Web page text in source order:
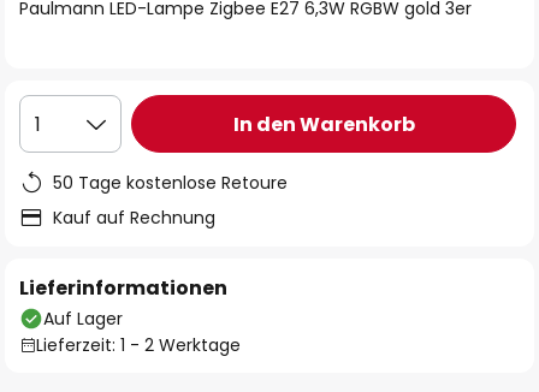
Paulmann LED-Lampe Zigbee E27 6,3W RGBW gold 3er
1 In den Warenkorb
50 Tage kostenlose Retoure
Kauf auf Rechnung
Lieferinformationen
Auf Lager
Lieferzeit: 1 - 2 Werktage